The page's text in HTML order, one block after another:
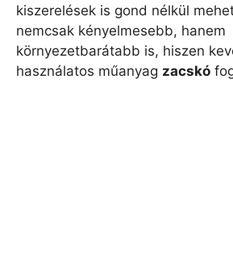
kiszerelések is gond nélkül
nemcsak kényelmesebb, hanem
környezetbarátabb is, hiszen
használatos műanyag zacskó